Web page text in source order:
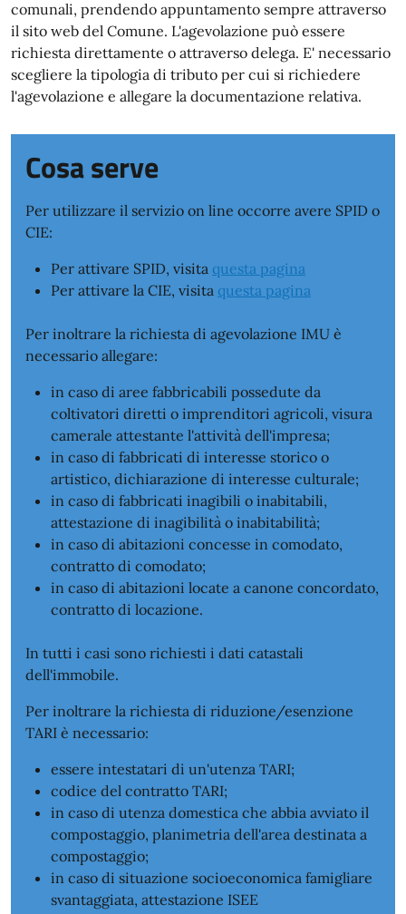
comunali, prendendo appuntamento sempre attraverso
il sito web del Comune. L'agevolazione può essere
richiesta direttamente o attraverso delega. E' necessario
scegliere la tipologia di tributo per cui si richiedere
l'agevolazione e allegare la documentazione relativa.
Cosa serve
Per utilizzare il servizio on line occorre avere SPID o
CIE:
Per attivare SPID, visita questa pagina
Per attivare la CIE, visita questa pagina
Per inoltrare la richiesta di agevolazione IMU è
necessario allegare:
in caso di aree fabbricabili possedute da
coltivatori diretti o imprenditori agricoli, visura
camerale attestante l'attività dell'impresa;
in caso di fabbricati di interesse storico o
artistico, dichiarazione di interesse culturale;
in caso di fabbricati inagibili o inabitabili,
attestazione di inagibilità o inabitabilità;
in caso di abitazioni concesse in comodato,
contratto di comodato;
in caso di abitazioni locate a canone concordato,
contratto di locazione.
In tutti i casi sono richiesti i dati catastali
dell'immobile.
Per inoltrare la richiesta di riduzione/esenzione
TARI è necessario:
essere intestatari di un'utenza TARI;
codice del contratto TARI;
in caso di utenza domestica che abbia avviato il
compostaggio, planimetria dell'area destinata a
compostaggio;
in caso di situazione socioeconomica famigliare
svantaggiata, attestazione ISEE